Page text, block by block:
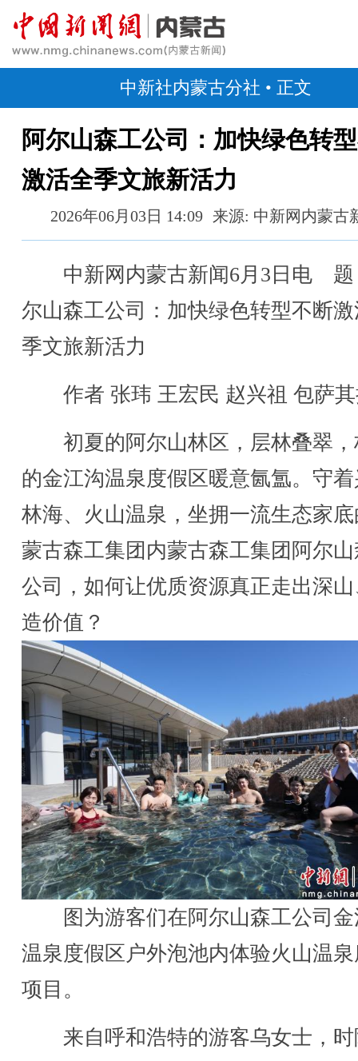
中新社内蒙古分社 • 正文
阿尔山森工公司：加快绿色转
激活全季文旅新活力
2026年06月03日 14:09 来源: 中新网内蒙古
中新网内蒙古新闻6月3日电 题
尔山森工公司：加快绿色转型不断
季文旅新活力
作者 张玮 王宏民 赵兴祖 包萨其
初夏的阿尔山林区，层林叠翠，
的金江沟温泉度假区暖意氤氲。守
林海、火山温泉，坐拥一流生态家
蒙古森工集团内蒙古森工集团阿尔
公司，如何让优质资源真正走出深
造价值？
图为游客们在阿尔山森工公司
温泉度假区户外泡池内体验火山温
项目。
来自呼和浩特的游客乌女士，时